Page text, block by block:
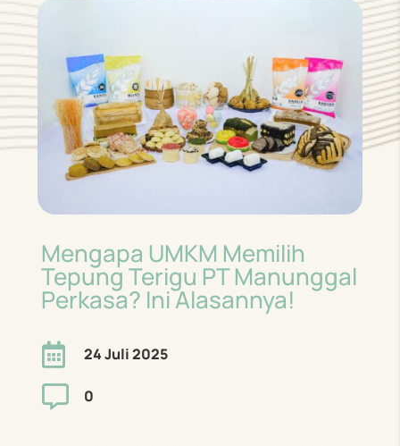
Mengapa UMKM Memilih
Tepung Terigu PT Manunggal
Perkasa? Ini Alasannya!
 24 Juli 2025
 0